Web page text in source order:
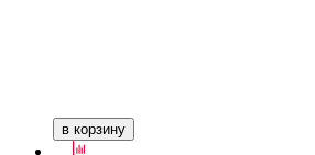
в корзину